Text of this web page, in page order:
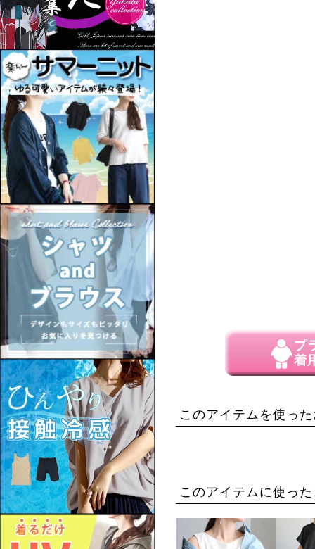
プ
着
このアイテムを使っ
このアイテムに使っ